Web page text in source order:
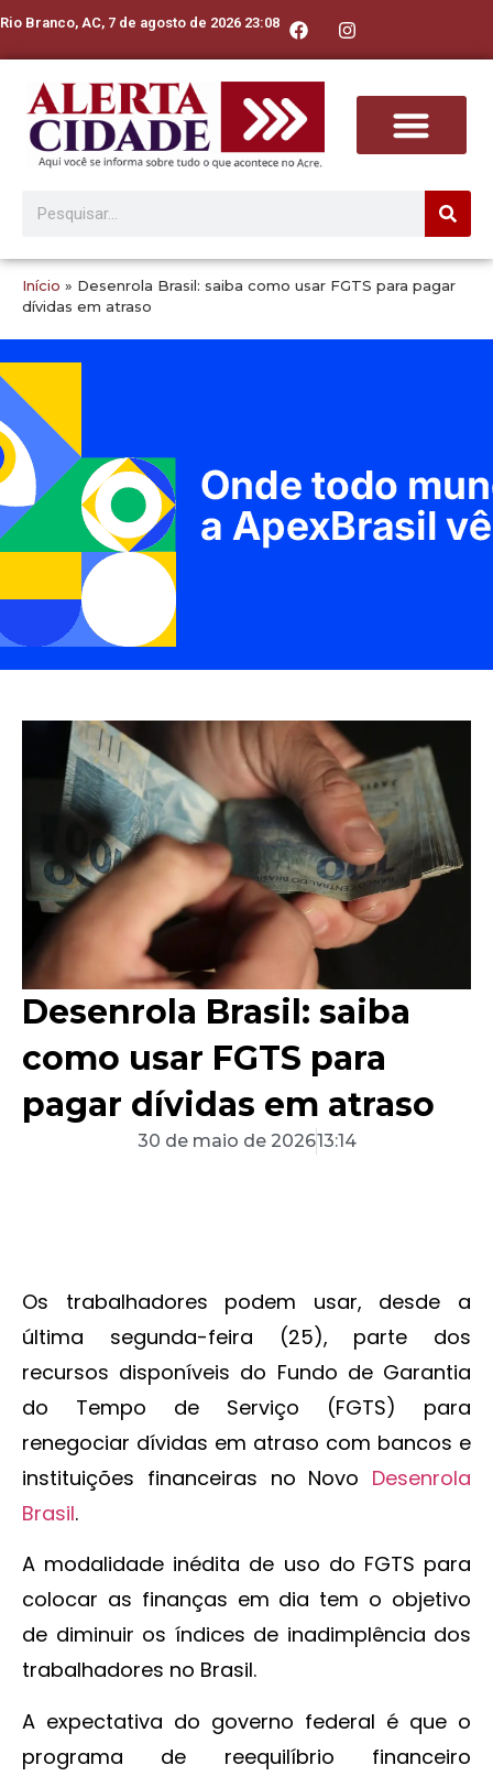
Rio Branco, AC, 7 de agosto de 2026 23:08
Início » Desenrola Brasil: saiba como usar FGTS para pagar
dívidas em atraso
Desenrola Brasil: saiba
como usar FGTS para
pagar dívidas em atraso
30 de maio de 202613:14
Os trabalhadores podem usar, desde a
última segunda-feira (25), parte dos
recursos disponíveis do Fundo de Garantia
do Tempo de Serviço (FGTS) para
renegociar dívidas em atraso com bancos e
instituições financeiras no Novo Desenrola
Brasil.
A modalidade inédita de uso do FGTS para
colocar as finanças em dia tem o objetivo
de diminuir os índices de inadimplência dos
trabalhadores no Brasil.
A expectativa do governo federal é que o
programa de reequilíbrio financeiro